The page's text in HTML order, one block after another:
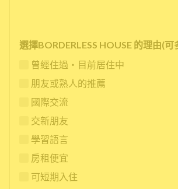
選擇BORDERLESS HOUSE 的理由(可
曾經住過・目前居住中
朋友或熟人的推薦
國際交流
交新朋友
學習語言
房租便宜
可短期入住